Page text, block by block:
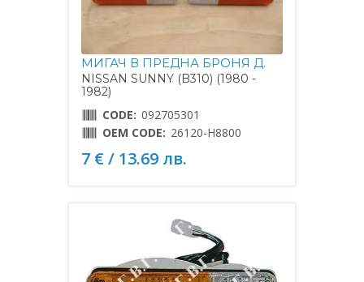
МИГАЧ В ПРЕДНА БРОНЯ Д.
NISSAN SUNNY (B310) (1980 -
1982)
CODE: 092705301
OEM CODE: 26120-H8800
7 € / 13.69 лв.